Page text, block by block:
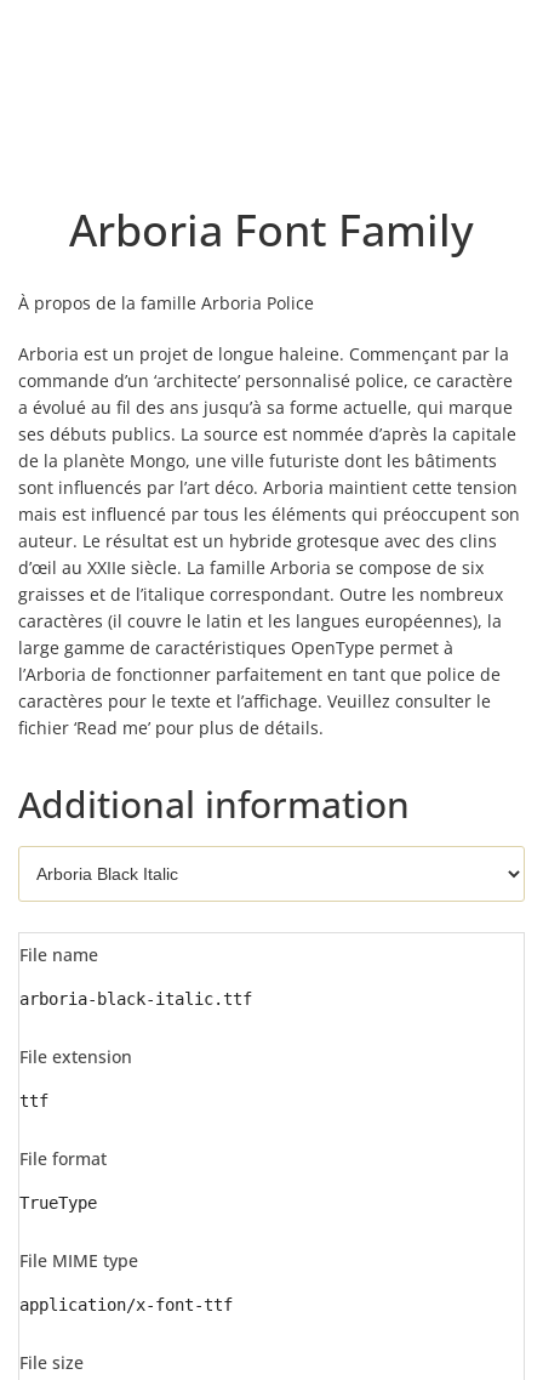
Arboria Font Family
À propos de la famille Arboria Police
Arboria est un projet de longue haleine. Commençant par la
commande d’un ‘architecte’ personnalisé police, ce caractère
a évolué au fil des ans jusqu’à sa forme actuelle, qui marque
ses débuts publics. La source est nommée d’après la capitale
de la planète Mongo, une ville futuriste dont les bâtiments
sont influencés par l’art déco. Arboria maintient cette tension
mais est influencé par tous les éléments qui préoccupent son
auteur. Le résultat est un hybride grotesque avec des clins
d’œil au XXIIe siècle. La famille Arboria se compose de six
graisses et de l’italique correspondant. Outre les nombreux
caractères (il couvre le latin et les langues européennes), la
large gamme de caractéristiques OpenType permet à
l’Arboria de fonctionner parfaitement en tant que police de
caractères pour le texte et l’affichage. Veuillez consulter le
fichier ‘Read me’ pour plus de détails.
Additional information
File name
arboria-black-italic.ttf
File extension
ttf
File format
TrueType
File MIME type
application/x-font-ttf
File size